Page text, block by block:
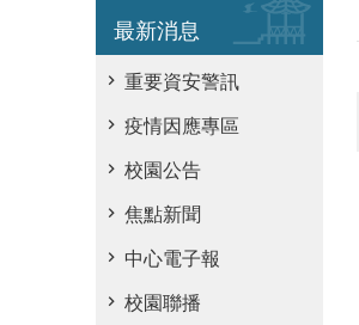
最新消息
重要資安警訊
疫情因應專區
校園公告
焦點新聞
中心電子報
校園聯播